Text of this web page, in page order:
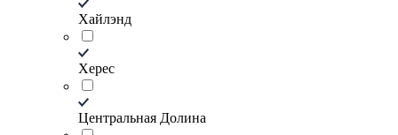
Хайлэнд
Херес
Центральная Долина